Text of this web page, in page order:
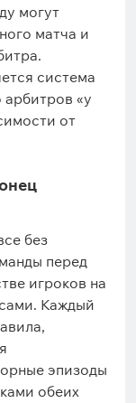
могут
матча и
система
«у
от
без
перед
игроков на
Каждый
эпизоды
обеих